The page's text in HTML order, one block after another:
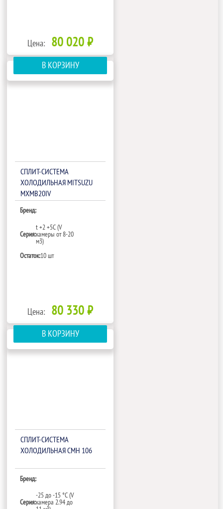
Цена: 80 020 ₽
В КОРЗИНУ
СПЛИТ-СИСТЕМА
ХОЛОДИЛЬНАЯ MITSUZU
MXMB20IV
Бренд:
Серия:
t +2 +5С (V
камеры от 8-20
м3)
Остаток:10 шт
Цена: 80 330 ₽
В КОРЗИНУ
СПЛИТ-СИСТЕМА
ХОЛОДИЛЬНАЯ СМН 106
Бренд:
Серия:
-25 до -15 °C (V
камера 2.94 до